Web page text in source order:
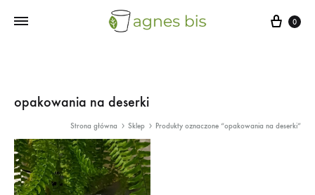
Cart
0
opakowania na deserki
Strona główna Sklep Produkty oznaczone “opakowania na deserki”